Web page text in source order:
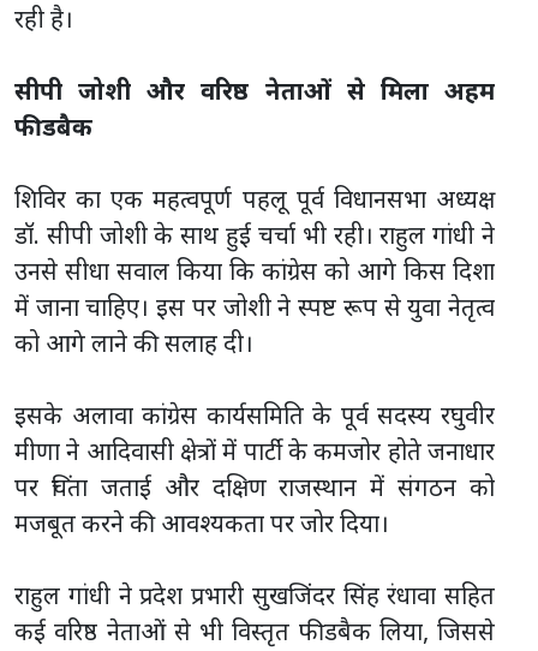
रही है।
सीपी जोशी और वरिष्ठ नेताओं से मिला अहम
फीडबैक
शिविर का एक महत्वपूर्ण पहलू पूर्व विधानसभा अध्यक्ष
डॉ. सीपी जोशी के साथ हुई चर्चा भी रही। राहुल गांधी ने
उनसे सीधा सवाल किया कि कांग्रेस को आगे किस दिशा
में जाना चाहिए। इस पर जोशी ने स्पष्ट रूप से युवा नेतृत्व
को आगे लाने की सलाह दी।
इसके अलावा कांग्रेस कार्यसमिति के पूर्व सदस्य रघुवीर
मीणा ने आदिवासी क्षेत्रों में पार्टी के कमजोर होते जनाधार
पर चिंता जताई और दक्षिण राजस्थान में संगठन को
मजबूत करने की आवश्यकता पर जोर दिया।
राहुल गांधी ने प्रदेश प्रभारी सुखजिंदर सिंह रंधावा सहित
कई वरिष्ठ नेताओं से भी विस्तृत फीडबैक लिया, जिससे